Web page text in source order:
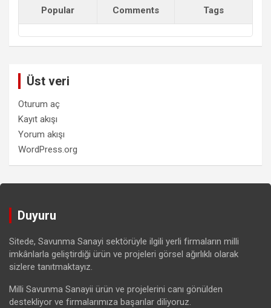
Popular Comments Tags
Üst veri
Oturum aç
Kayıt akışı
Yorum akışı
WordPress.org
Duyuru
Sitede, Savunma Sanayi sektörüyle ilgili yerli firmaların milli
imkânlarla geliştirdiği ürün ve projeleri görsel ağırlıklı olarak
sizlere tanıtmaktayız.
Milli Savunma Sanayii ürün ve projelerini canı gönülden
destekliyor ve firmalarımıza başarılar diliyoruz.